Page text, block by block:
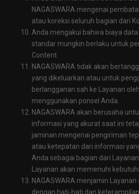
NAGASWARA mengenai
atau koreksi seluruh bagian dari
Anda mengakui bahwa biaya
standar mungkin berlaku untuk
Content
NAGASWARA tidak akan
yang dikeluarkan atau untuk
berlangganan sah ke Layanan
menggunakan ponsel Anda.
NAGASWARA akan berusaha
informasi yang akurat saat ini
jaminan mengenai pengiriman
atau ketepatan dari informasi
Anda sebagai bagian dari
Layanan akan memenuhi
NAGASWARA menjamin Layanan
dengan hati-hati dan